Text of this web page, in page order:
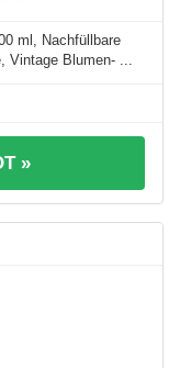
ml, Nachfüllbare
Blumen- ...
»